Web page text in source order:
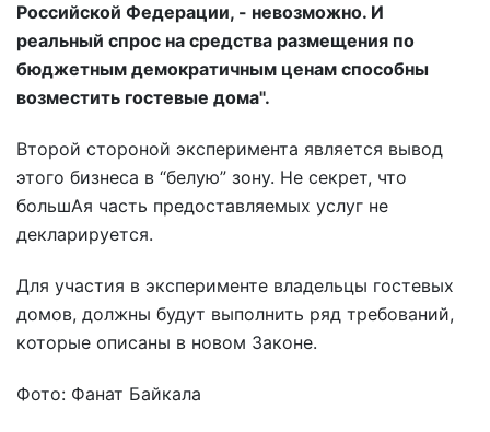
Российской Федерации, - невозможно. И
реальный спрос на средства размещения по
бюджетным демократичным ценам способны
возместить гостевые дома".
Второй стороной эксперимента является вывод
этого бизнеса в “белую” зону. Не секрет, что
большАя часть предоставляемых услуг не
декларируется.
Для участия в эксперименте владельцы гостевых
домов, должны будут выполнить ряд требований,
которые описаны в новом Законе.
Фото: Фанат Байкала